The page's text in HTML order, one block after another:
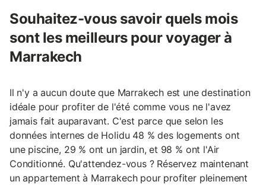
Souhaitez-vous savoir quels mois
sont les meilleurs pour voyager à
Marrakech
Il n'y a aucun doute que Marrakech est une destination
idéale pour profiter de l'été comme vous ne l'avez
jamais fait auparavant. C'est parce que selon les
données internes de Holidu 48 % des logements ont
une piscine, 29 % ont un jardin, et 98 % ont l'Air
Conditionné. Qu'attendez-vous ? Réservez maintenant
un appartement à Marrakech pour profiter pleinement